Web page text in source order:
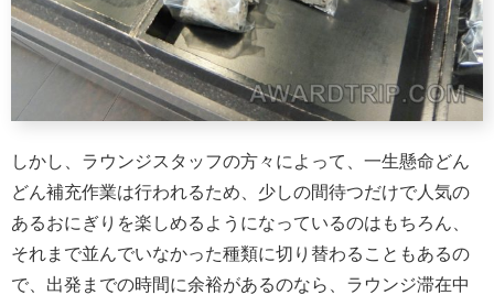
しかし、ラウンジスタッフの方々によって、一生懸命どん
どん補充作業は行われるため、少しの間待つだけで人気の
あるおにぎりを楽しめるようになっているのはもちろん、
それまで並んでいなかった種類に切り替わることもあるの
で、出発までの時間に余裕があるのなら、ラウンジ滞在中